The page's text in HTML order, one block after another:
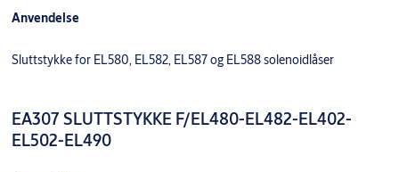
Anvendelse
Sluttstykke for EL580, EL582, EL587 og EL588 solenoidlåser
EA307 SLUTTSTYKKE F/EL480-EL482-EL402-
EL502-EL490